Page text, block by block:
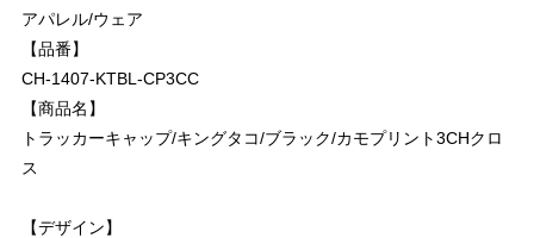
アパレル/ウェア
【品番】
CH-1407-KTBL-CP3CC
【商品名】
トラッカーキャップ/キングタコ/ブラック/カモプリント3CHクロ
ス
【デザイン】